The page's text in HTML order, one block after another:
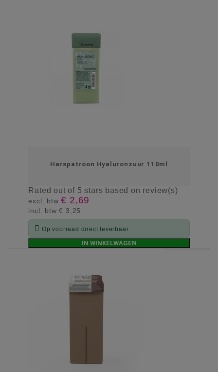
Harspatroon Hyaluronzuur 110ml
Ratedout of 5 stars based on review(s)
excl. btw€ 2,69
incl. btw€ 3,25
 Op voorraad direct leverbaar
IN WINKELWAGEN